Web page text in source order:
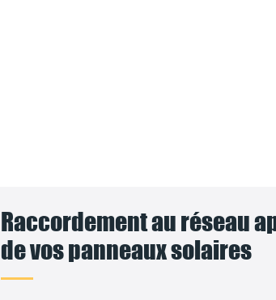
Raccordement au réseau
de vos panneaux solaires